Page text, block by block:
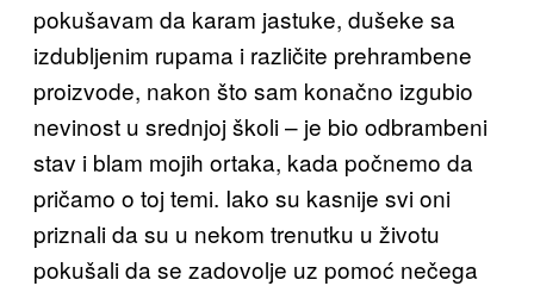
pokušavam da karam jastuke, dušeke sa
izdubljenim rupama i različite prehrambene
proizvode, nakon što sam konačno izgubio
nevinost u srednjoj školi – je bio odbrambeni
stav i blam mojih ortaka, kada počnemo da
pričamo o toj temi. Iako su kasnije svi oni
priznali da su u nekom trenutku u životu
pokušali da se zadovolje uz pomoć nečega